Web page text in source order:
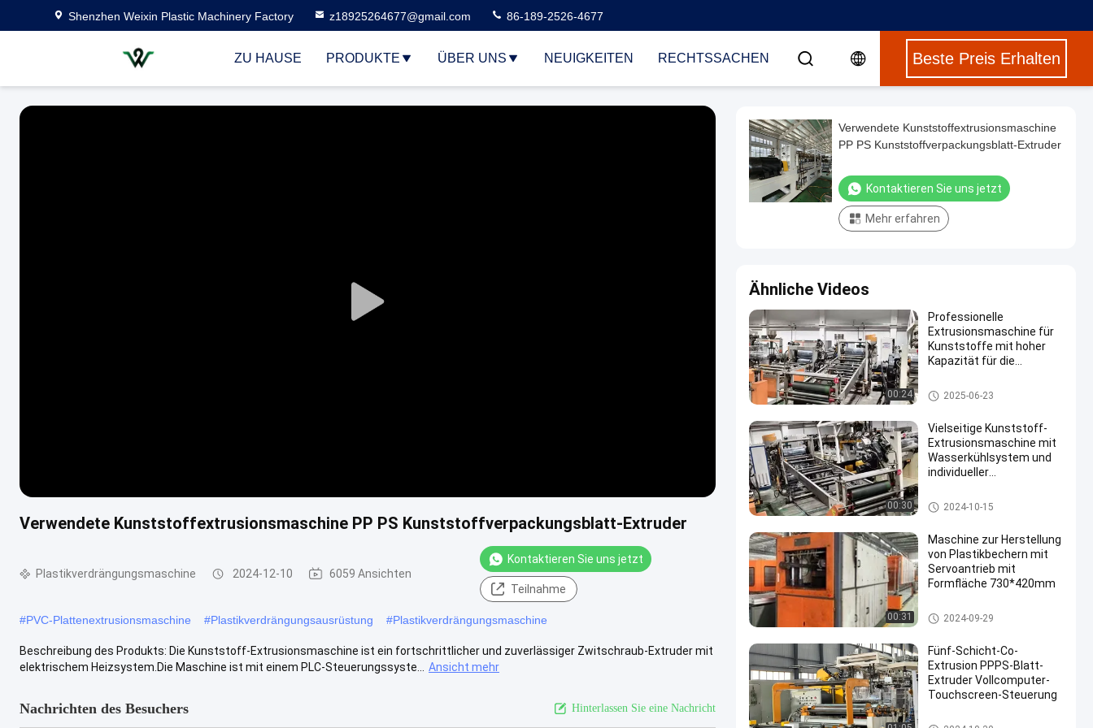
Shenzhen Weixin Plastic Machinery Factory z18925264677@gmail.com 86-189-2526-4677
ZU HAUSE PRODUKTE ÜBER UNS NEUIGKEITEN RECHTSSACHEN Beste Preis Erhalten
Play
Verwendete Kunststoffextrusionsmaschine PP PS Kunststoffverpackungsblatt-Extruder
Plastikverdrängungsmaschine 2024-12-10 6059 Ansichten
Kontaktieren Sie uns jetzt
Teilnahme
#PVC-Plattenextrusionsmaschine #Plastikverdrängungsausrüstung #Plastikverdrängungsmaschine
Beschreibung des Produkts: Die Kunststoff-Extrusionsmaschine ist ein fortschrittlicher und zuverlässiger Zwitschraub-Extruder mit
elektrischem Heizsystem.Die Maschine ist mit einem PLC-Steuerungssyste...
Ansicht mehr
Nachrichten des Besuchers Hinterlassen Sie eine Nachricht
Verwendete Kunststoffextrusionsmaschine
PP PS Kunststoffverpackungsblatt-Extruder
Kontaktieren Sie uns jetzt
Mehr erfahren
Ähnliche Videos
00:24
Professionelle
Extrusionsmaschine für
Kunststoffe mit hoher
Kapazität für die
Kunststoffproduktion
Plastikverdrängungsmaschin
e
2025-06-23
00:30
Vielseitige Kunststoff-
Extrusionsmaschine mit
Wasserkühlsystem und
individueller
Plastikverdrängungsmaschin
e
2024-10-15
00:31
Maschine zur Herstellung
von Plastikbechern mit
Servoantrieb mit
Formfläche 730*420mm
Plastik-Thermoforming-Masc
hine
2024-09-29
Fünf-Schicht-Co-
Extrusion PPPS-Blatt-
Extruder Vollcomputer-
Touchscreen-Steuerung
Plastikverdrängungsmaschin